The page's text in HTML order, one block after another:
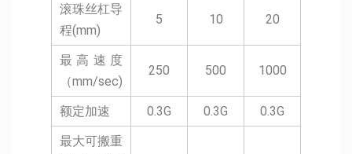
滚珠丝杠导
程(mm)
5 10 20
最高速度
（mm/sec)
250 500 1000
额定加速 0.3G 0.3G
0.3G
最大可搬重